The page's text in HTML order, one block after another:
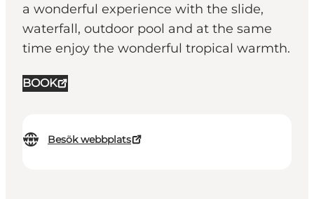
a wonderful experience with the slide,
waterfall, outdoor pool and at the same
time enjoy the wonderful tropical warmth.
BOOK
Besök webbplats